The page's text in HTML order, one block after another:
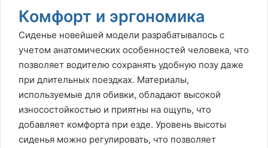
Комфорт и эргономика
Сиденье новейшей модели разрабатывалось с
учетом анатомических особенностей человека, что
позволяет водителю сохранять удобную позу даже
при длительных поездках. Материалы,
используемые для обивки, обладают высокой
износостойкостью и приятны на ощупь, что
добавляет комфорта при езде. Уровень высоты
сиденья можно регулировать, что позволяет